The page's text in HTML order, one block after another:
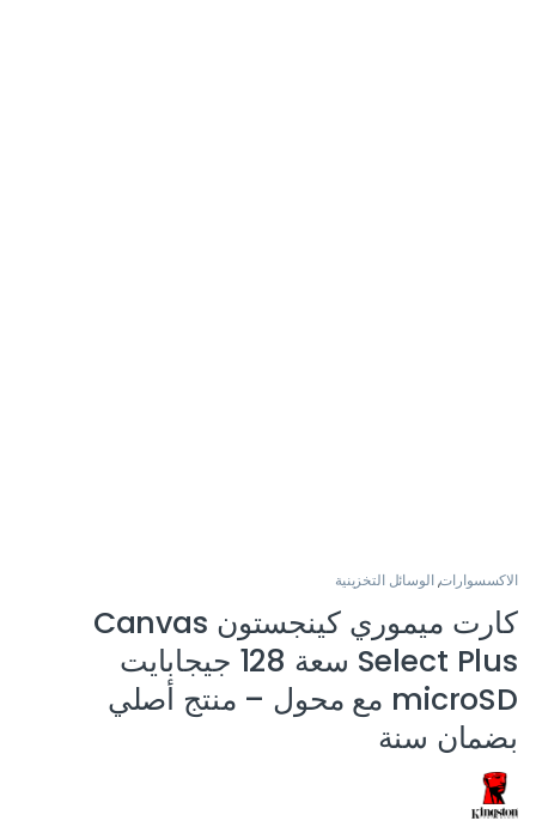
الاكسسوارات,الوسائل التخزينية
كارت ميموري كينجستون Canvas
Select Plus سعة 128 جيجابايت
microSD مع محول – منتج أصلي
بضمان سنة